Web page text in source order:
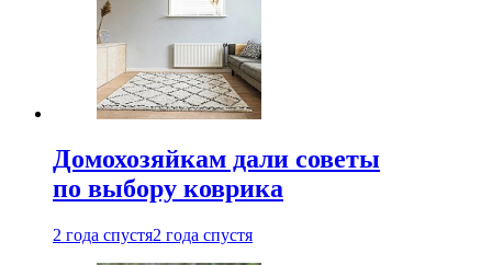
Домохозяйкам дали советы
по выбору коврика
2 года спустя2 года спустя